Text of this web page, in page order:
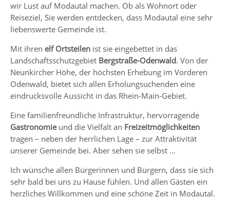
wir Lust auf Modautal machen. Ob als Wohnort oder
Reiseziel, Sie werden entdecken, dass Modautal eine sehr
liebenswerte Gemeinde ist.
Mit ihren elf Ortsteilen ist sie eingebettet in das
Landschaftsschutzgebiet Bergstraße-Odenwald. Von der
Neunkircher Höhe, der höchsten Erhebung im Vorderen
Odenwald, bietet sich allen Erholungsuchenden eine
eindrucksvolle Aussicht in das Rhein-Main-Gebiet.
Eine familienfreundliche Infrastruktur, hervorragende
Gastronomieund die Vielfalt an Freizeitmöglichkeiten
tragen – neben der herrlichen Lage – zur Attraktivität
unserer Gemeinde bei. Aber sehen sie selbst ...
Ich wünsche allen Bürgerinnen und Bürgern, dass sie sich
sehr bald bei uns zu Hause fühlen. Und allen Gästen ein
herzliches Willkommen und eine schöne Zeit in Modautal.